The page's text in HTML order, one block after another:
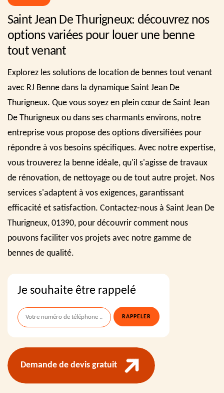
Saint Jean De Thurigneux: découvrez nos
options variées pour louer une benne
tout venant
Explorez les solutions de location de bennes tout venant
avec RJ Benne dans la dynamique Saint Jean De
Thurigneux. Que vous soyez en plein cœur de Saint Jean
De Thurigneux ou dans ses charmants environs, notre
entreprise vous propose des options diversifiées pour
répondre à vos besoins spécifiques. Avec notre expertise,
vous trouverez la benne idéale, qu'il s'agisse de travaux
de rénovation, de nettoyage ou de tout autre projet. Nos
services s'adaptent à vos exigences, garantissant
efficacité et satisfaction. Contactez-nous à Saint Jean De
Thurigneux, 01390, pour découvrir comment nous
pouvons faciliter vos projets avec notre gamme de
bennes de qualité.
Je souhaite être rappelé
Demande de devis gratuit